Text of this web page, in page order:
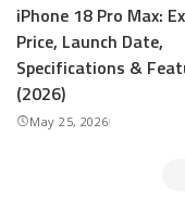
iPhone 18 Pro Max:
Price, Launch Date,
Specifications &
(2026)
May 25, 2026